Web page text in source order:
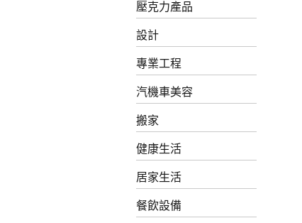
壓克力產品
設計
專業工程
汽機車美容
搬家
健康生活
居家生活
餐飲設備